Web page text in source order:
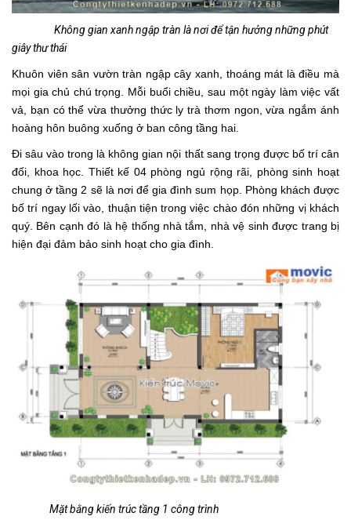
Không gian xanh ngập tràn là nơi để tận hưởng những phút
giây thư thái
Khuôn viên sân vườn tràn ngập cây xanh, thoáng mát là điều mà
mọi gia chủ chú trọng. Mỗi buổi chiều, sau một ngày làm việc vất
vả, bạn có thể vừa thưởng thức ly trà thơm ngon, vừa ngắm ánh
hoàng hôn buông xuống ở ban công tầng hai.
Đi sâu vào trong là không gian nội thất sang trọng được bố trí cân
đối, khoa học. Thiết kế 04 phòng ngủ rộng rãi, phòng sinh hoạt
chung ở tầng 2 sẽ là nơi để gia đình sum họp. Phòng khách được
bố trí ngay lối vào, thuận tiện trong việc chào đón những vị khách
quý. Bên cạnh đó là hệ thống nhà tắm, nhà vệ sinh được trang bị
hiện đại đảm bảo sinh hoạt cho gia đình.
Mặt bằng kiến trúc tầng 1 công trình